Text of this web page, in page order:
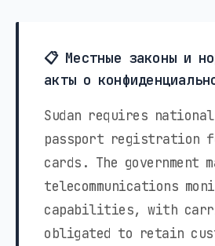
📋 Местные законы и
акты о
Sudan requires
passport registration
cards. The government
telecommunications
capabilities, with
obligated to retain